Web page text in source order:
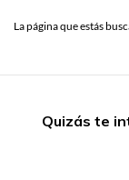
La página que estás
Quizás te